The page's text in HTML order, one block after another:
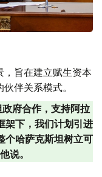
，旨在建立赋生资本
伴关系模式。
府合作，支持阿拉
架下，我们计划引进
个哈萨克斯坦树立可
说。